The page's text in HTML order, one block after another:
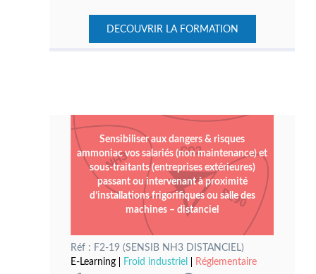
DECOUVRIR LA FORMATION
Sensibiliser aux dangers & risques
ammoniac vos salariés (non maintenance) et
sous-traitants (entreprises extérieures)
passant ou intervenant à proximité
d’installations frigorifiques ou salle des
machines – distanciel
Réf : F2-19 (SENSIB NH3 DISTANCIEL)
E-Learning
Froid industriel Réglementaire